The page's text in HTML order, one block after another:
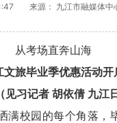
来源： 九江市融媒体
从考场直奔山海
文旅毕业季优惠活动开
见习记者 胡依倩 九江
满校园的每个角落，